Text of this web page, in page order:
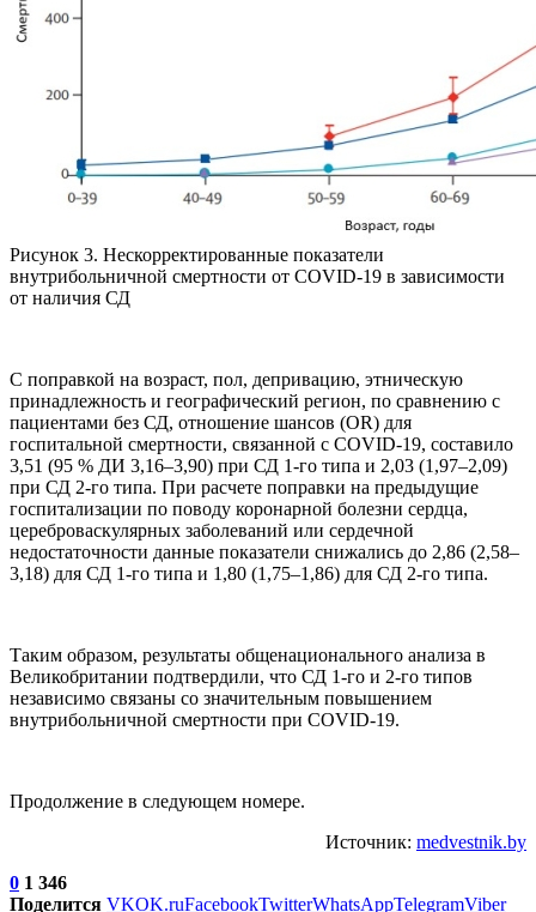
Рисунок 3. Нескорректированные показатели
внутрибольничной смертности от COVID-19 в зависимости
от наличия СД
С поправкой на возраст, пол, депривацию, этническую
принадлежность и географический регион, по сравнению с
пациентами без СД, отношение шансов (OR) для
госпитальной смертности, связанной с COVID-19, составило
3,51 (95 % ДИ 3,16–3,90) при СД 1-го типа и 2,03 (1,97–2,09)
при СД 2-го типа. При расчете поправки на предыдущие
госпитализации по поводу коронарной болезни сердца,
цереброваскулярных заболеваний или сердечной
недостаточности данные показатели снижались до 2,86 (2,58–
3,18) для СД 1-го типа и 1,80 (1,75–1,86) для СД 2-го типа.
Таким образом, результаты общенационального анализа в
Великобритании подтвердили, что СД 1-го и 2-го типов
независимо связаны со значительным повышением
внутрибольничной смертности при COVID-19.
Продолжение в следующем номере.
Источник: medvestnik.by
0 1 346
Поделится VKOK.ruFacebookTwitterWhatsAppTelegramViber